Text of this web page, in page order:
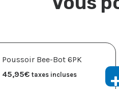
Poussoir Bee-Bot 6PK
45,95€ taxes incluses